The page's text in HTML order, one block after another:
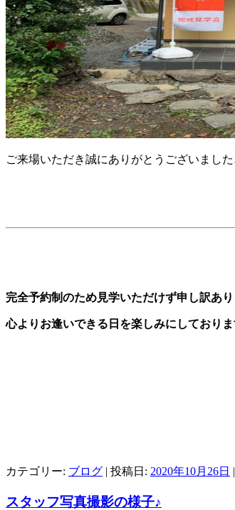
ご来場いただき誠にありがとうございました
完全予約制のため見学いただけず申し訳あ
心よりお逢いできる日を楽しみにしておりま
カテゴリー: ブログ | 投稿日: 2020年10月26日 |
スタッフ写真撮影の様子♪